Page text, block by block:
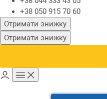
+38 050 915 70 60
Отримати знижку
Отримати знижку